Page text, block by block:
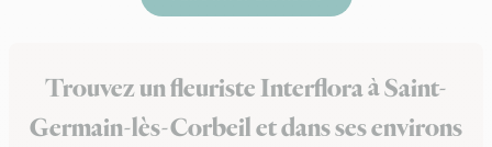
Trouvez un fleuriste Interflora à Saint-
Germain-lès-Corbeil et dans ses environs